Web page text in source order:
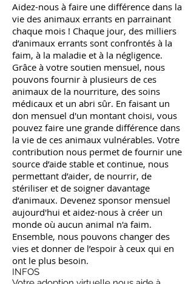
Aidez-nous à faire une différence dans la
vie des animaux errants en parrainant
chaque mois ! Chaque jour, des milliers
d’animaux errants sont confrontés à la
faim, à la maladie et à la négligence.
Grâce à votre soutien mensuel, nous
pouvons fournir à plusieurs de ces
animaux de la nourriture, des soins
médicaux et un abri sûr. En faisant un
don mensuel d'un montant choisi, vous
pouvez faire une grande différence dans
la vie de ces animaux vulnérables. Votre
contribution nous permet de fournir une
source d’aide stable et continue, nous
permettant d’aider, de nourrir, de
stériliser et de soigner davantage
d’animaux. Devenez sponsor mensuel
aujourd'hui et aidez-nous à créer un
monde où aucun animal n'a faim.
Ensemble, nous pouvons changer des
vies et donner de l’espoir à ceux qui en
ont le plus besoin.
INFOS